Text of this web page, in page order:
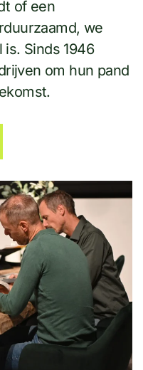
of een
we
Sinds 1946
om hun pand